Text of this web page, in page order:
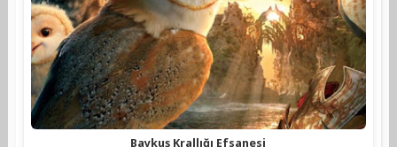
Baykuş Krallığı Efsanesi